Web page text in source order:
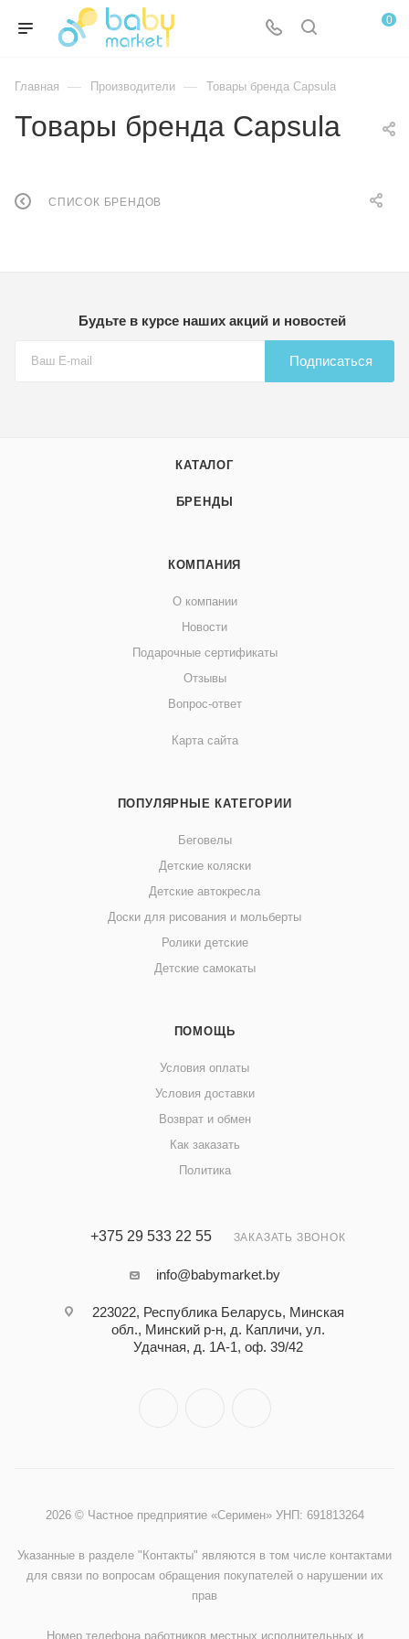
0
Главная — Производители — Товары бренда Capsula
Товары бренда Capsula
СПИСОК БРЕНДОВ
Будьте в курсе наших акций и новостей
Подписаться
КАТАЛОГ
БРЕНДЫ
КОМПАНИЯ
О компании
Новости
Подарочные сертификаты
Отзывы
Вопрос-ответ
Карта сайта
ПОПУЛЯРНЫЕ КАТЕГОРИИ
Беговелы
Детские коляски
Детские автокресла
Доски для рисования и мольберты
Ролики детские
Детские самокаты
ПОМОЩЬ
Условия оплаты
Условия доставки
Возврат и обмен
Как заказать
Политика
+375 29 533 22 55 ЗАКАЗАТЬ ЗВОНОК
info@babymarket.by
223022, Республика Беларусь, Минская
обл., Минский р-н, д. Капличи, ул.
Удачная, д. 1А-1, оф. 39/42
2026 © Частное предприятие «Серимен» УНП: 691813264
Указанные в разделе "Контакты" являются в том числе контактами
для связи по вопросам обращения покупателей о нарушении их
прав
Номер телефона работников местных исполнительных и